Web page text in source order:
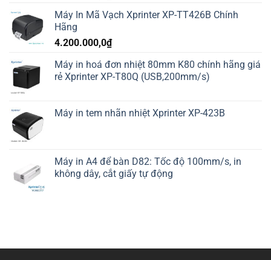
Máy In Mã Vạch Xprinter XP-TT426B Chính
Hãng
4.200.000,0₫
Máy in hoá đơn nhiệt 80mm K80 chính hãng giá
rẻ Xprinter XP-T80Q (USB,200mm/s)
Máy in tem nhãn nhiệt Xprinter XP-423B
Máy in A4 để bàn D82: Tốc độ 100mm/s, in
không dây, cắt giấy tự động